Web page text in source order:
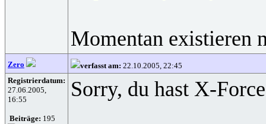
Momentan existieren
Zero verfasst am: 22.10.2005, 22:45
Registrierdatum:
27.06.2005,
16:55
Beiträge: 195
Sorry, du hast X-